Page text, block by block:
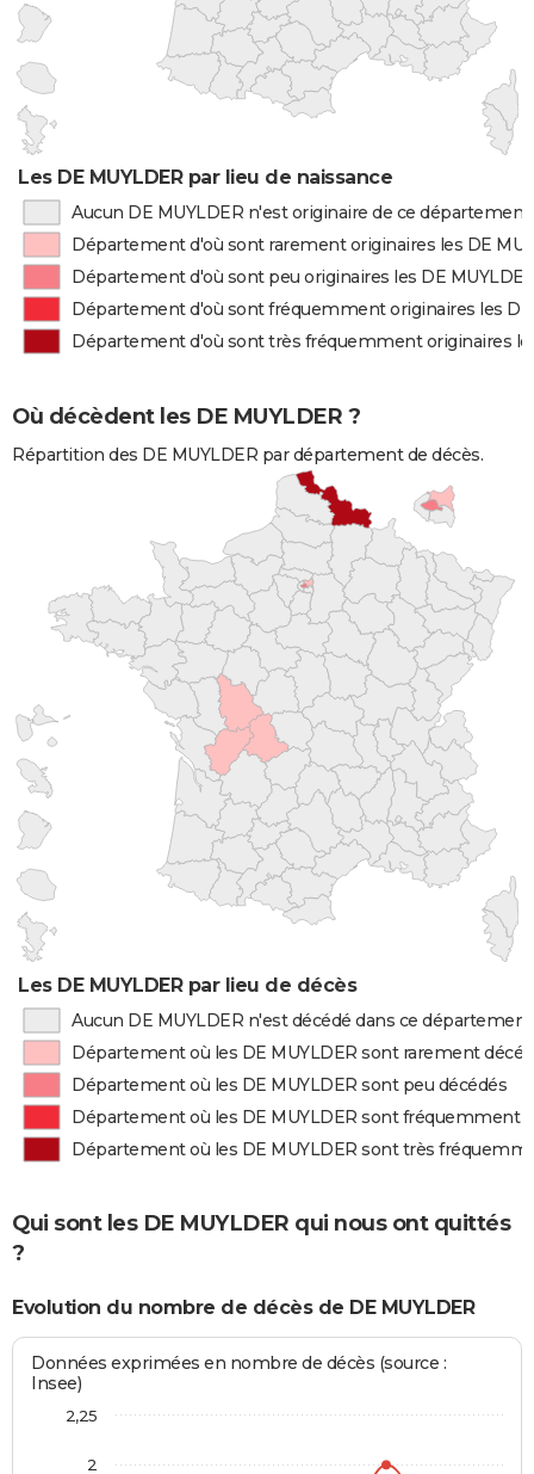
Les DE MUYLDER par lieu de naissance
Aucun DE MUYLDER n'est originaire de ce département
Département d'où sont rarement originaires les DE
Département d'où sont peu originaires les DE
Département d'où sont fréquemment originaires les DE
Département d'où sont très fréquemment originaires
Où décèdent les DE MUYLDER ?
Répartition des DE MUYLDER par département de décès.
Les DE MUYLDER par lieu de décès
Aucun DE MUYLDER n'est décédé dans ce département
Département où les DE MUYLDER sont rarement
Département où les DE MUYLDER sont peu décédés
Département où les DE MUYLDER sont fréquemment
Département où les DE MUYLDER sont très
Qui sont les DE MUYLDER qui nous ont quittés
?
Evolution du nombre de décès de DE MUYLDER
Données exprimées en nombre de décès (source :
Insee)
2
2,25